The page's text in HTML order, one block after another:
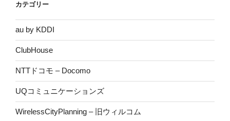
カテゴリー
au by KDDI
ClubHouse
NTTドコモ – Docomo
UQコミュニケーションズ
WirelessCityPlanning – 旧ウィルコム